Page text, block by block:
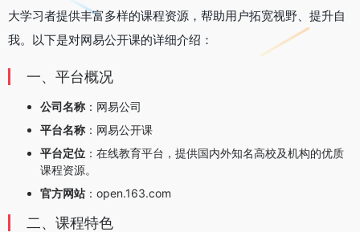
大学习者提供丰富多样的课程资源，帮助用户拓宽视野、提升自
我。以下是对网易公开课的详细介绍：
一、平台概况
公司名称 ：网易公司
平台名称 ：网易公开课
平台定位 ：在线教育平台，提供国内外知名高校及机构的优质
课程资源。
官方网站 ：open.163.com
二、课程特色